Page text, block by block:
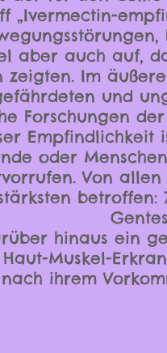
„Ivermectin-
aber auch auf,
Im
und
Forschungen
oder
Von
betroffen:
hinaus ein
Muskel-
nach ihrem